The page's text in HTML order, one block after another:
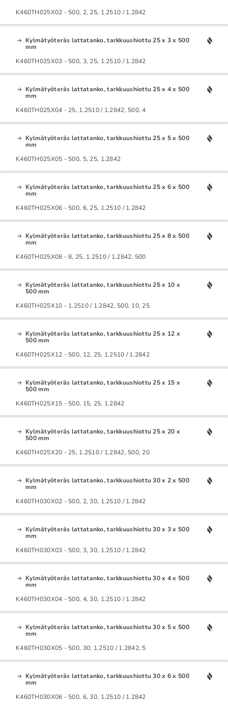
K460TH025X02 - 500, 2, 25, 1.2510 / 1.2842
Kylmätyöteräs lattatanko, tarkkuushiottu 25 x 3 x 500
mm
K460TH025X03 - 500, 3, 25, 1.2510 / 1.2842
Kylmätyöteräs lattatanko, tarkkuushiottu 25 x 4 x 500
mm
K460TH025X04 - 25, 1.2510 / 1.2842, 500, 4
Kylmätyöteräs lattatanko, tarkkuushiottu 25 x 5 x 500
mm
K460TH025X05 - 500, 5, 25, 1.2842
Kylmätyöteräs lattatanko, tarkkuushiottu 25 x 6 x 500
mm
K460TH025X06 - 500, 6, 25, 1.2510 / 1.2842
Kylmätyöteräs lattatanko, tarkkuushiottu 25 x 8 x 500
mm
K460TH025X08 - 8, 25, 1.2510 / 1.2842, 500
Kylmätyöteräs lattatanko, tarkkuushiottu 25 x 10 x
500 mm
K460TH025X10 - 1.2510 / 1.2842, 500, 10, 25
Kylmätyöteräs lattatanko, tarkkuushiottu 25 x 12 x
500 mm
K460TH025X12 - 500, 12, 25, 1.2510 / 1.2842
Kylmätyöteräs lattatanko, tarkkuushiottu 25 x 15 x
500 mm
K460TH025X15 - 500, 15, 25, 1.2842
Kylmätyöteräs lattatanko, tarkkuushiottu 25 x 20 x
500 mm
K460TH025X20 - 25, 1.2510 / 1.2842, 500, 20
Kylmätyöteräs lattatanko, tarkkuushiottu 30 x 2 x 500
mm
K460TH030X02 - 500, 2, 30, 1.2510 / 1.2842
Kylmätyöteräs lattatanko, tarkkuushiottu 30 x 3 x 500
mm
K460TH030X03 - 500, 3, 30, 1.2510 / 1.2842
Kylmätyöteräs lattatanko, tarkkuushiottu 30 x 4 x 500
mm
K460TH030X04 - 500, 4, 30, 1.2510 / 1.2842
Kylmätyöteräs lattatanko, tarkkuushiottu 30 x 5 x 500
mm
K460TH030X05 - 500, 30, 1.2510 / 1.2842, 5
Kylmätyöteräs lattatanko, tarkkuushiottu 30 x 6 x 500
mm
K460TH030X06 - 500, 6, 30, 1.2510 / 1.2842